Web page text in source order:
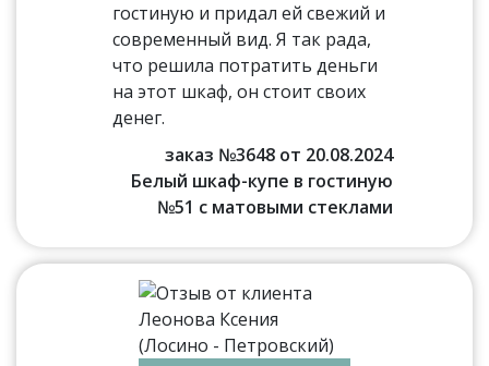
гостиную и придал ей свежий и
современный вид. Я так рада,
что решила потратить деньги
на этот шкаф, он стоит своих
денег.
заказ №3648 от 20.08.2024
Белый шкаф-купе в гостиную
№51 с матовыми стеклами